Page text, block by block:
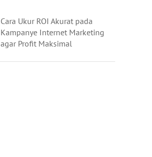
Cara Ukur ROI Akurat pada
Kampanye Internet Marketing
agar Profit Maksimal